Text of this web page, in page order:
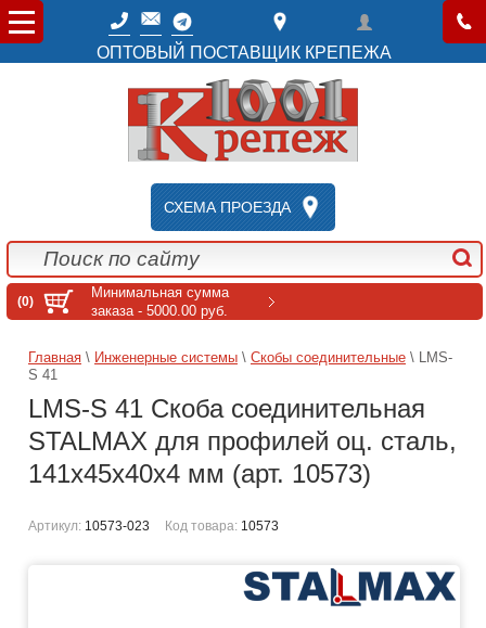
ОПТОВЫЙ ПОСТАВЩИК КРЕПЕЖА
СХЕМА ПРОЕЗДА
(0)
Минимальная сумма
заказа - 5000.00 руб.
Главная \ Инженерные системы \ Скобы соединительные \ LMS-
S 41
LMS-S 41 Скоба соединительная
STALMAX для профилей оц. сталь,
141x45x40x4 мм (арт. 10573)
Артикул: 10573-023 Код товара: 10573